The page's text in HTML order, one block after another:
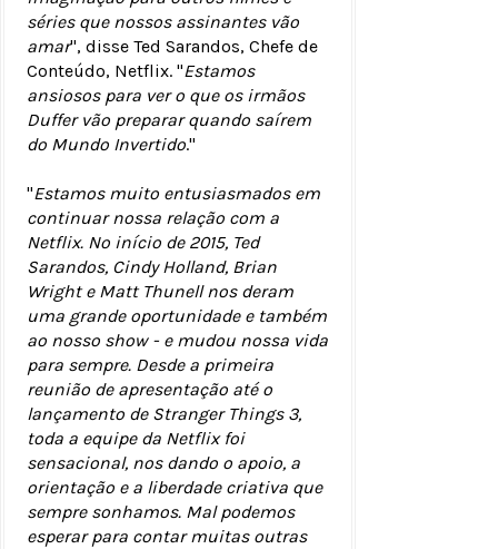
séries que nossos assinantes vão
amar", disse Ted Sarandos, Chefe de
Conteúdo, Netflix. "Estamos
ansiosos para ver o que os irmãos
Duffer vão preparar quando saírem
do Mundo Invertido."
"Estamos muito entusiasmados em
continuar nossa relação com a
Netflix. No início de 2015, Ted
Sarandos, Cindy Holland, Brian
Wright e Matt Thunell nos deram
uma grande oportunidade e também
ao nosso show - e mudou nossa vida
para sempre. Desde a primeira
reunião de apresentação até o
lançamento de Stranger Things 3,
toda a equipe da Netflix foi
sensacional, nos dando o apoio, a
orientação e a liberdade criativa que
sempre sonhamos. Mal podemos
esperar para contar muitas outras